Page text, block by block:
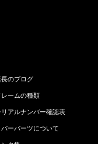
長のブログ
レームの種類
リアルナンバー確認表
バーパーツについて